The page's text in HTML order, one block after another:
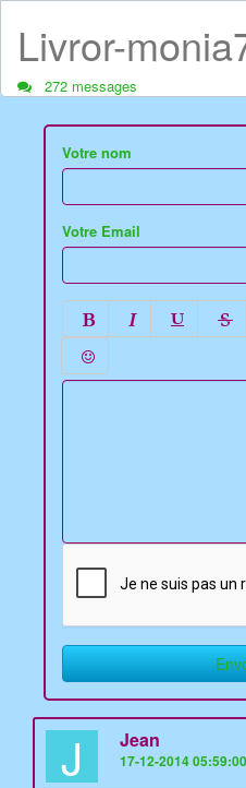
Livror-
272 messages
Votre nom
Votre Email
J Jean
17-12-2014 05:59:00